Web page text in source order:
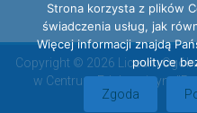
Copyright © 2026 Liceum
w Centrum Edukacyjnym
Strona korzysta z plików
świadczenia usług, jak
Więcej informacji znajdą
polityce
Zgoda